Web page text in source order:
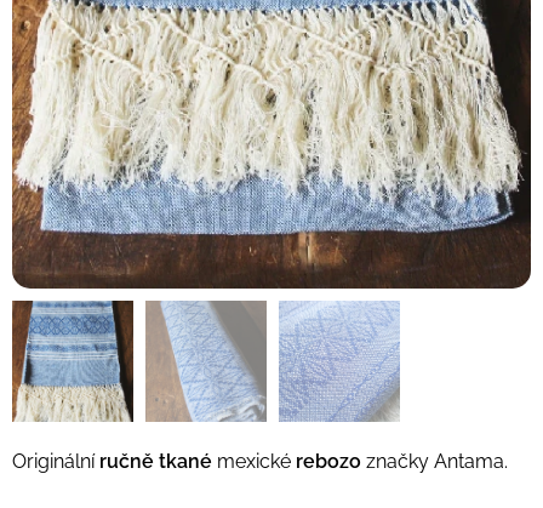
Originálníručně tkané mexické rebozo značky Antama.